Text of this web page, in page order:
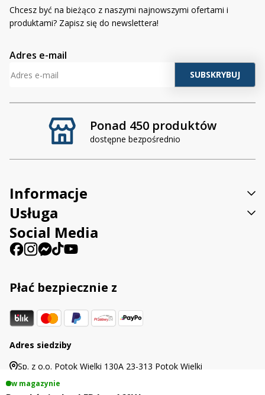
w magazynie
Ponad 450 produktów
dostępne bezpośrednio
Chcesz być na bieżąco z naszymi najnowszymi ofertami i
produktami? Zapisz się do newslettera!
Adres e-mail
Informacje
Usługa
Social Media
Płać bezpiecznie z
Adres siedziby
Sp. z o.o. Potok Wielki 130A 23-313 Potok Wielki